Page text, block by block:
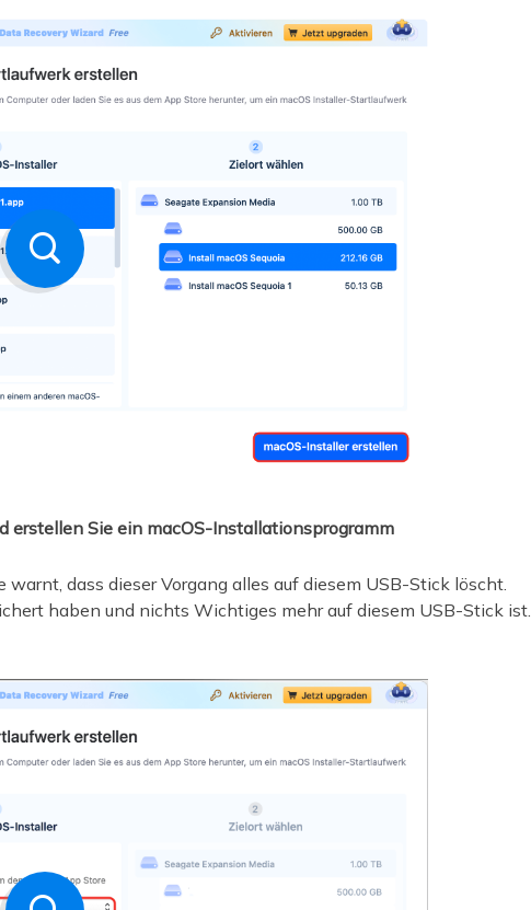
erstellen Sie ein macOS-Installationsprogramm
dass dieser Vorgang alles auf diesem USB-Stick löscht.
haben und nichts Wichtiges mehr auf diesem USB-Stick ist.